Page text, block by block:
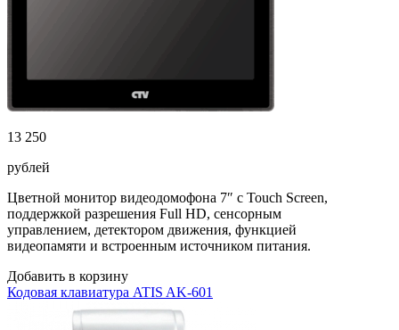
13 250
рублей
Цветной монитор видеодомофона 7″ с Touch Screen,
поддержкой разрешения Full HD, сенсорным
управлением, детектором движения, функцией
видеопамяти и встроенным источником питания.
Добавить в корзину
Кодовая клавиатура ATIS AK-601